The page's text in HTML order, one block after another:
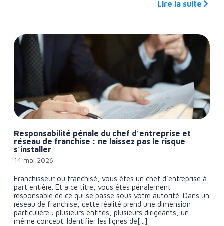
Lire la suite
Responsabilité pénale du chef d’entreprise et
réseau de franchise : ne laissez pas le risque
s’installer
14 mai 2026
Franchisseur ou franchisé, vous êtes un chef d’entreprise à
part entière. Et à ce titre, vous êtes pénalement
responsable de ce qui se passe sous votre autorité. Dans un
réseau de franchise, cette réalité prend une dimension
particulière : plusieurs entités, plusieurs dirigeants, un
même concept. Identifier les lignes de[...]